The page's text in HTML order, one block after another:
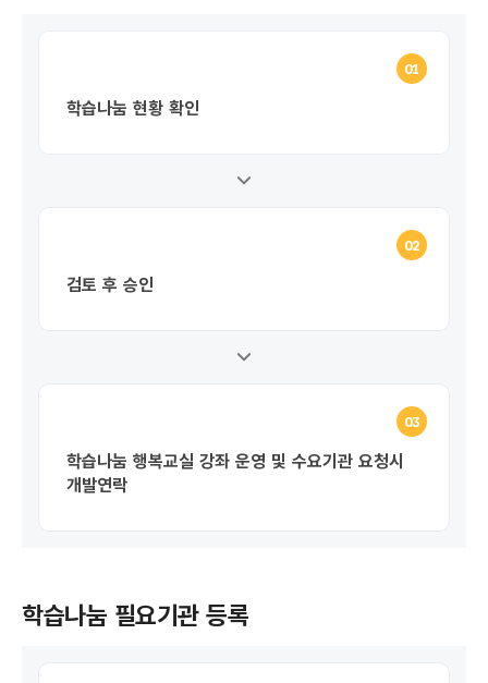
01
학습나눔 현황 확인
02
검토 후 승인
03
학습나눔 행복교실 강좌 운영 및 수요기관 요청시
개발연락
학습나눔 필요기관 등록